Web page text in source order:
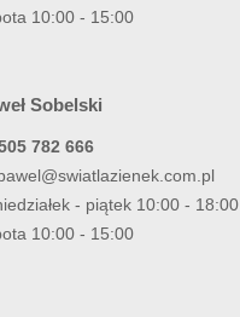
10:00 - 15:00
Sobelski
782 666
- piątek 10:00 - 18:00
10:00 - 15:00